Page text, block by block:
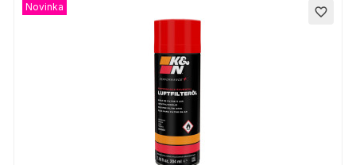
favorite_border
Novinka